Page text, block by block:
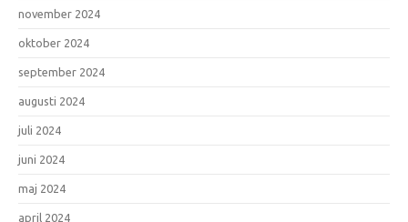
november 2024
oktober 2024
september 2024
augusti 2024
juli 2024
juni 2024
maj 2024
april 2024